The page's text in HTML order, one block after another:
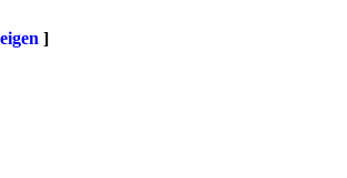
]